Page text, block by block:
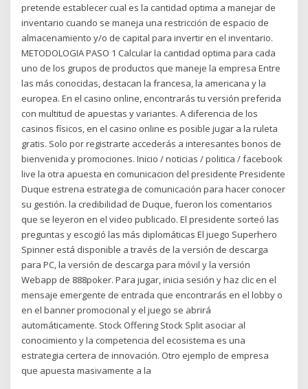
pretende establecer cual es la cantidad optima a manejar de
inventario cuando se maneja una restricción de espacio de
almacenamiento y/o de capital para invertir en el inventario.
METODOLOGIA PASO 1 Calcular la cantidad optima para cada
uno de los grupos de productos que maneje la empresa Entre
las más conocidas, destacan la francesa, la americana y la
europea. En el casino online, encontrarás tu versión preferida
con multitud de apuestas y variantes. A diferencia de los
casinos físicos, en el casino online es posible jugar a la ruleta
gratis. Solo por registrarte accederás a interesantes bonos de
bienvenida y promociones. Inicio / noticias / politica / facebook
live la otra apuesta en comunicacion del presidente Presidente
Duque estrena estrategia de comunicación para hacer conocer
su gestión. la credibilidad de Duque, fueron los comentarios
que se leyeron en el video publicado. El presidente sorteó las
preguntas y escogió las más diplomáticas El juego Superhero
Spinner está disponible a través de la versión de descarga
para PC, la versión de descarga para móvil y la versión
Webapp de 888poker. Para jugar, inicia sesión y haz clic en el
mensaje emergente de entrada que encontrarás en el lobby o
en el banner promocional y el juego se abrirá
automáticamente. Stock Offering Stock Split asociar al
conocimiento y la competencia del ecosistema es una
estrategia certera de innovación. Otro ejemplo de empresa
que apuesta masivamente a la